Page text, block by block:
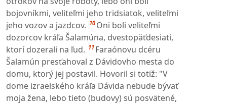
bojovníkmi, veliteľmi jeho tridsiatok, veliteľmi
jeho vozov a jazdcov. 10 Oni boli veliteľmi
dozorcov kráľa Šalamúna, dvestopäťdesiati,
ktorí dozerali na ľud. 11 Faraónovu dcéru
Šalamún presťahoval z Dávidovho mesta do
domu, ktorý jej postavil. Hovoril si totiž: "V
dome izraelského kráľa Dávida nebude bývať
moja žena, lebo tieto (budovy) sú posvätené,